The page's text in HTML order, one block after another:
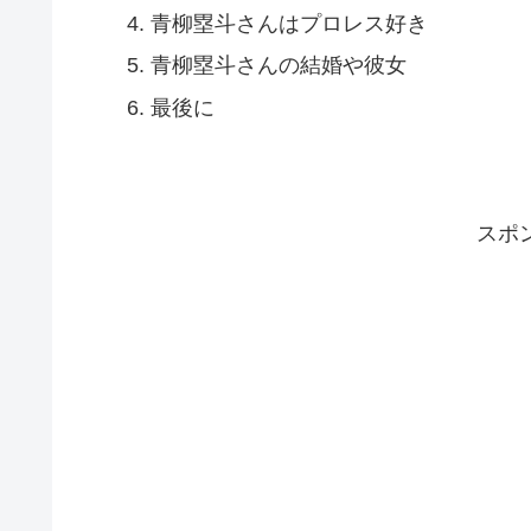
青柳塁斗さんはプロレス好き
青柳塁斗さんの結婚や彼女
最後に
スポ